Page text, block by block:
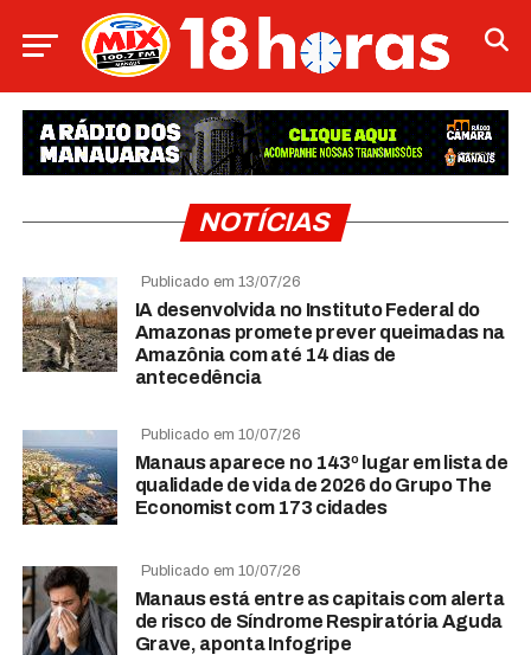
NOTÍCIAS
Publicado em 13/07/26
IA desenvolvida no Instituto Federal do
Amazonas promete prever queimadas na
Amazônia com até 14 dias de
antecedência
Publicado em 10/07/26
Manaus aparece no 143º lugar em lista de
qualidade de vida de 2026 do Grupo The
Economist com 173 cidades
Publicado em 10/07/26
Manaus está entre as capitais com alerta
de risco de Síndrome Respiratória Aguda
Grave, aponta Infogripe